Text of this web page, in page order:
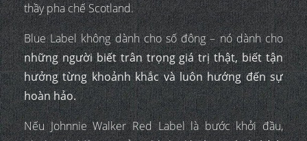
thầy pha chế Scotland.
Blue Label không dành cho số đông – nó dành cho
những người biết trân trọng giá trị thật, biết tận
hưởng từng khoảnh khắc và luôn hướng đến sự
hoàn hảo.
Nếu Johnnie Walker Red Label là bước khởi đầu,